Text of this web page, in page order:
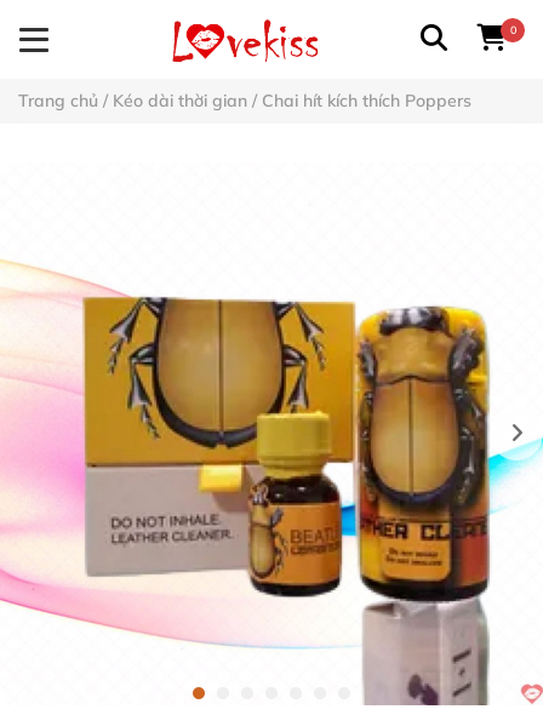
0
Trang chủ / Kéo dài thời gian / Chai hít kích thích Poppers